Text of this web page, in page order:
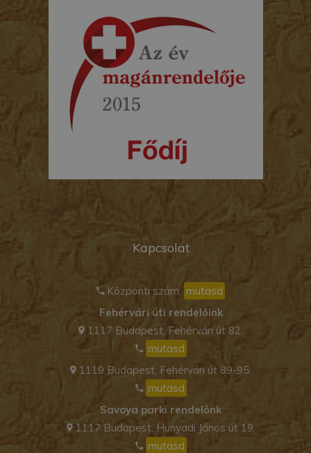
Kapcsolat
Központi szám: mutasd
Fehérvári úti rendelőink
1117 Budapest, Fehérvári út 82.
mutasd
1119 Budapest, Fehérvári út 89-95.
mutasd
Savoya parki rendelőnk
1117 Budapest, Hunyadi János út 19.
mutasd